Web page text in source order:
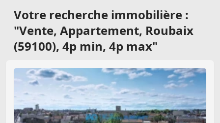
Votre recherche immobilière :
"Vente, Appartement, Roubaix
(59100), 4p min, 4p max"